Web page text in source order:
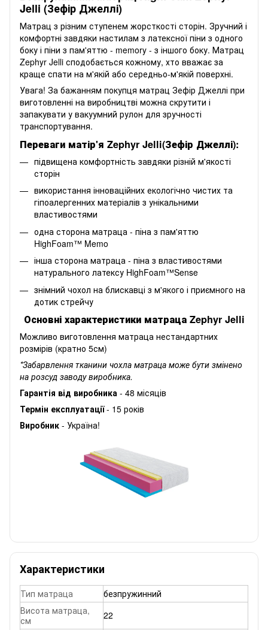
Jelli (Зефір Джеллі)
Матрац з різним ступенем жорсткості сторін. Зручний і
комфортні завдяки настилам з латексної піни з одного
боку і піни з пам'яттю - memory - з іншого боку. Матрац
Zephyr Jelli сподобається кожному, хто вважає за
краще спати на м'якій або середньо-м'якій поверхні.
Увага! За бажанням покупця матрац Зефір Джеллі при
виготовленні на виробництві можна скрутити і
запакувати у вакуумний рулон для зручності
транспортування.
Переваги матір'я Zephyr Jelli(Зефір Джеллі):
підвищена комфортність завдяки різній м'якості
сторін
використання інноваційних екологічно чистих та
гіпоалергенних матеріалів з унікальними
властивостями
одна сторона матраца - піна з пам'яттю
HighFoam™ Memo
інша сторона матраца - піна з властивостями
натурального латексу HighFoam™Sense
знімний чохол на блискавці з м'якого і приємного на
дотик стрейчу
Основні характеристики матраца Zephyr Jelli
Можливо виготовлення матраца нестандартних
розмірів (кратно 5см)
*Забарвлення тканини чохла матраца може бути змінено
на розсуд заводу виробника.
Гарантія від виробника - 48 місяців
Термін експлуатації- 15 років
Виробник - Україна!
Характеристики
Тип матраца
безпружинний
Висота матраца,
см
22